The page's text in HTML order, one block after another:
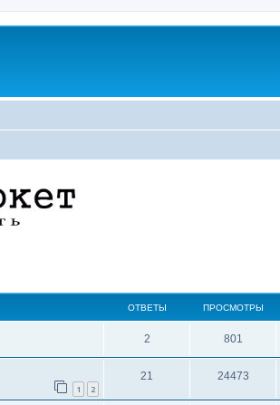
ОТВЕТЫ ПРОСМОТРЫ
2 801
1 2
21 24473